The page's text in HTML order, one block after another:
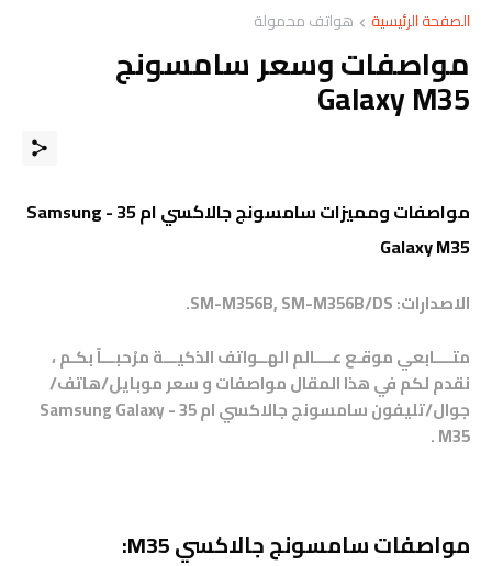
الصفحة الرئيسية هواتف محمولة
مواصفات وسعر سامسونج
Galaxy M35
مواصفات ومميزات سامسونج جالاكسي ام 35 - Samsung
Galaxy M35
الاصدارات: SM-M356B, SM-M356B/DS.
متــــابعي موقـع عــــالم الهــواتف الذكيـــة مرْحبـــاً بكـم ،
نقدم لكم في هذا المقال مواصفات و سعر موبايل/هاتف/
جوال/تليفون سامسونج جالاكسي ام 35 - Samsung Galaxy
M35 .
مواصفات سامسونج جالاكسي M35: